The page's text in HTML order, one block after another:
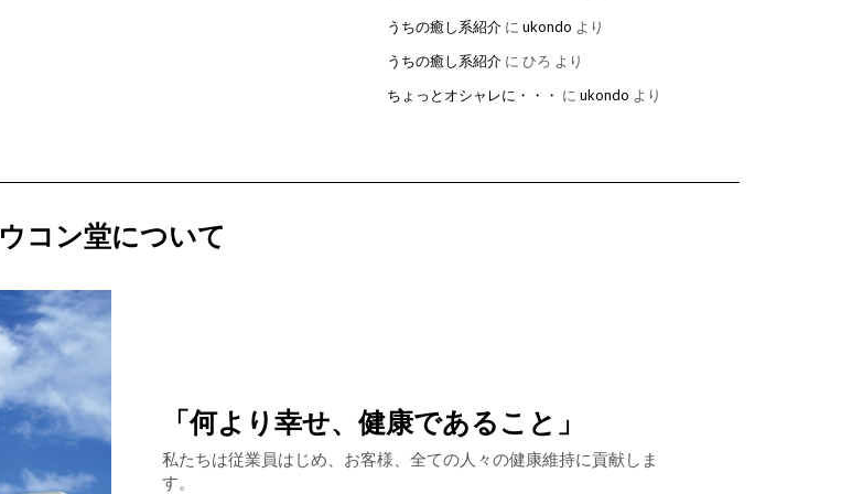
うちの癒し系紹介 に ukondo より
うちの癒し系紹介 に ひろ より
ちょっとオシャレに・・・ に ukondo より
ウコン堂について
「何より幸せ、健康であること」
私たちは従業員はじめ、お客様、全ての人々の健康維持に貢献しま
す。